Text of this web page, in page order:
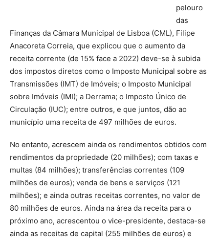
pelouro
das
Finanças da Câmara Municipal de Lisboa (CML), Filipe
Anacoreta Correia, que explicou que o aumento da
receita corrente (de 15% face a 2022) deve-se à subida
dos impostos diretos como o Imposto Municipal sobre as
Transmissões (IMT) de Imóveis; o Imposto Municipal
sobre Imóveis (IMI); a Derrama; o Imposto Único de
Circulação (IUC); entre outros, e que juntos, dão ao
município uma receita de 497 milhões de euros.
No entanto, acrescem ainda os rendimentos obtidos com
rendimentos da propriedade (20 milhões); com taxas e
multas (84 milhões); transferências correntes (109
milhões de euros); venda de bens e serviços (121
milhões); e ainda outras receitas correntes, no valor de
80 milhões de euros. Ainda na área da receita para o
próximo ano, acrescentou o vice-presidente, destaca-se
ainda as receitas de capital (255 milhões de euros) e